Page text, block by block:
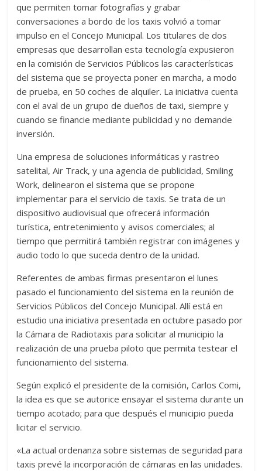
que permiten tomar fotografías y grabar
conversaciones a bordo de los taxis volvió a tomar
impulso en el Concejo Municipal. Los titulares de dos
empresas que desarrollan esta tecnología expusieron
en la comisión de Servicios Públicos las características
del sistema que se proyecta poner en marcha, a modo
de prueba, en 50 coches de alquiler. La iniciativa cuenta
con el aval de un grupo de dueños de taxi, siempre y
cuando se financie mediante publicidad y no demande
inversión.
Una empresa de soluciones informáticas y rastreo
satelital, Air Track, y una agencia de publicidad, Smiling
Work, delinearon el sistema que se propone
implementar para el servicio de taxis. Se trata de un
dispositivo audiovisual que ofrecerá información
turística, entretenimiento y avisos comerciales; al
tiempo que permitirá también registrar con imágenes y
audio todo lo que suceda dentro de la unidad.
Referentes de ambas firmas presentaron el lunes
pasado el funcionamiento del sistema en la reunión de
Servicios Públicos del Concejo Municipal. Allí está en
estudio una iniciativa presentada en octubre pasado por
la Cámara de Radiotaxis para solicitar al municipio la
realización de una prueba piloto que permita testear el
funcionamiento del sistema.
Según explicó el presidente de la comisión, Carlos Comi,
la idea es que se autorice ensayar el sistema durante un
tiempo acotado; para que después el municipio pueda
licitar el servicio.
«La actual ordenanza sobre sistemas de seguridad para
taxis prevé la incorporación de cámaras en las unidades.